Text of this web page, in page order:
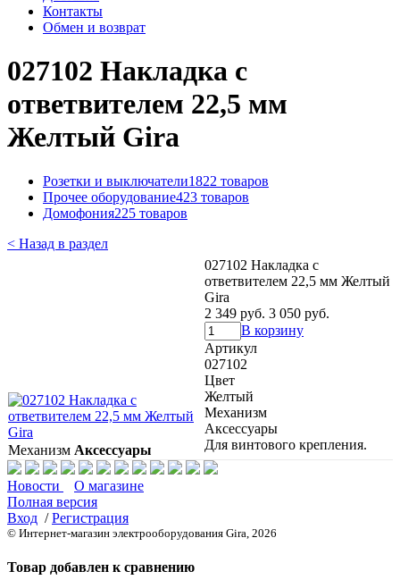
Контакты
Обмен и возврат
027102 Накладка с
ответвителем 22,5 мм
Желтый Gira
Розетки и выключатели1822 товаров
Прочее оборудование423 товаров
Домофония225 товаров
< Назад в раздел
027102 Накладка с
ответвителем 22,5 мм Желтый
Gira
2 349 руб. 3 050 руб.
В корзину
Артикул
027102
Цвет
Желтый
Механизм
Аксессуары
Для винтового крепления.
Механизм Аксессуары
Новости
О магазине
Полная версия
Вход /Регистрация
© Интернет-магазин электрооборудования Gira, 2026
Товар добавлен к сравнению